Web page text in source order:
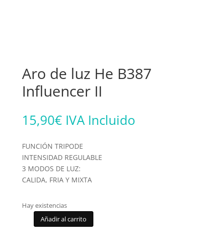
Aro de luz He B387
Influencer II
15,90€ IVA Incluido
FUNCIÓN TRIPODE
INTENSIDAD REGULABLE
3 MODOS DE LUZ:
CALIDA, FRIA Y MIXTA
Hay existencias
Añadir al carrito